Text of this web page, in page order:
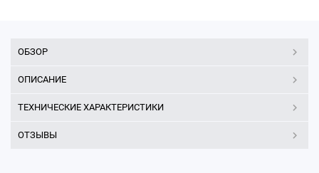
ОБЗОР
ОПИСАНИЕ
ТЕХНИЧЕСКИЕ ХАРАКТЕРИСТИКИ
ОТЗЫВЫ